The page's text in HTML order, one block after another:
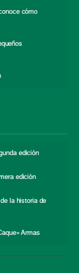
cómo
edición
edición
la historia de
Armas